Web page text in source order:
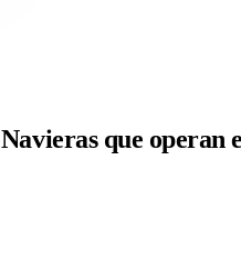
Navieras que operan